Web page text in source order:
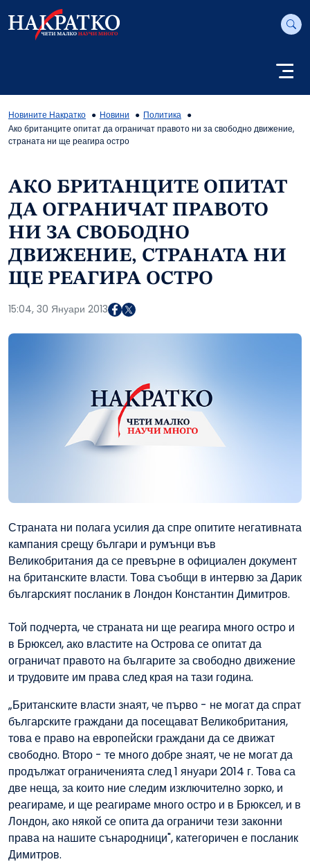
Новините Накратко Новини
Политика
Ако британците опитат да ограничат правото ни за свободно движение,
страната ни ще реагира остро
АКО БРИТАНЦИТЕ ОПИТАТ
ДА ОГРАНИЧАТ ПРАВОТО
НИ ЗА СВОБОДНО
ДВИЖЕНИЕ, СТРАНАТА НИ
ЩЕ РЕАГИРА ОСТРО
15:04, 30 Януари 2013
Страната ни полага усилия да спре опитите негативната
кампания срещу българи и румънци във
Великобритания да се превърне в официален документ
на британските власти. Това съобщи в интервю за Дарик
българският посланик в Лондон Константин Димитров.
Той подчерта, че страната ни ще реагира много остро и
в Брюксел, ако властите на Острова се опитат да
ограничат правото на българите за свободно движение
и трудовите им права след края на тази година.
„Британските власти знаят, че първо - не могат да спрат
българските граждани да посещават Великобритания,
това е право на европейски граждани да се движат
свободно. Второ - те много добре знаят, че не могат да
продължат ограниченията след 1 януари 2014 г. Това са
две неща, за които ние следим изключително зорко, и
реагираме, и ще реагираме много остро и в Брюксел, и в
Лондон, ако някой се опита да ограничи тези законни
права на нашите сънародници", категоричен е посланик
Димитров.